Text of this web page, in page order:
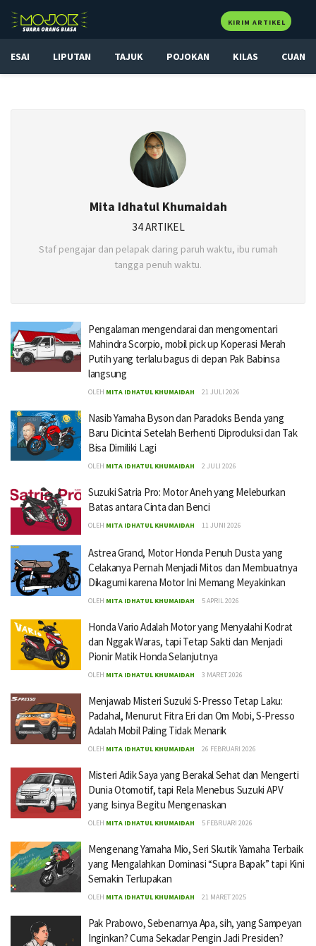
KIRIM ARTIKEL
ESAI LIPUTAN TAJUK POJOKAN KILAS CUAN
Mita Idhatul Khumaidah
34 ARTIKEL
Staf pengajar dan pelapak daring paruh waktu, ibu rumah
tangga penuh waktu.
Pengalaman mengendarai dan mengomentari
Mahindra Scorpio, mobil pick up Koperasi Merah
Putih yang terlalu bagus di depan Pak Babinsa
langsung
OLEH MITA IDHATUL KHUMAIDAH 21 JULI 2026
Nasib Yamaha Byson dan Paradoks Benda yang
Baru Dicintai Setelah Berhenti Diproduksi dan Tak
Bisa Dimiliki Lagi
OLEH MITA IDHATUL KHUMAIDAH 2 JULI 2026
Suzuki Satria Pro: Motor Aneh yang Meleburkan
Batas antara Cinta dan Benci
OLEH MITA IDHATUL KHUMAIDAH 11 JUNI 2026
Astrea Grand, Motor Honda Penuh Dusta yang
Celakanya Pernah Menjadi Mitos dan Membuatnya
Dikagumi karena Motor Ini Memang Meyakinkan
OLEH MITA IDHATUL KHUMAIDAH 5 APRIL 2026
Honda Vario Adalah Motor yang Menyalahi Kodrat
dan Nggak Waras, tapi Tetap Sakti dan Menjadi
Pionir Matik Honda Selanjutnya
OLEH MITA IDHATUL KHUMAIDAH 3 MARET 2026
Menjawab Misteri Suzuki S-Presso Tetap Laku:
Padahal, Menurut Fitra Eri dan Om Mobi, S-Presso
Adalah Mobil Paling Tidak Menarik
OLEH MITA IDHATUL KHUMAIDAH 26 FEBRUARI 2026
Misteri Adik Saya yang Berakal Sehat dan Mengerti
Dunia Otomotif, tapi Rela Menebus Suzuki APV
yang Isinya Begitu Mengenaskan
OLEH MITA IDHATUL KHUMAIDAH 5 FEBRUARI 2026
Mengenang Yamaha Mio, Seri Skutik Yamaha Terbaik
yang Mengalahkan Dominasi “Supra Bapak” tapi Kini
Semakin Terlupakan
OLEH MITA IDHATUL KHUMAIDAH 21 MARET 2025
Pak Prabowo, Sebenarnya Apa, sih, yang Sampeyan
Inginkan? Cuma Sekadar Pengin Jadi Presiden?